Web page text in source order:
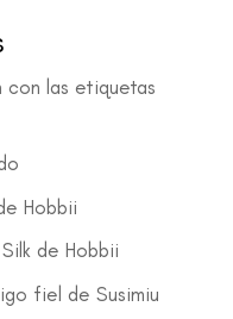
con las etiquetas
Hobbii
de Hobbii
fiel de Susimiu